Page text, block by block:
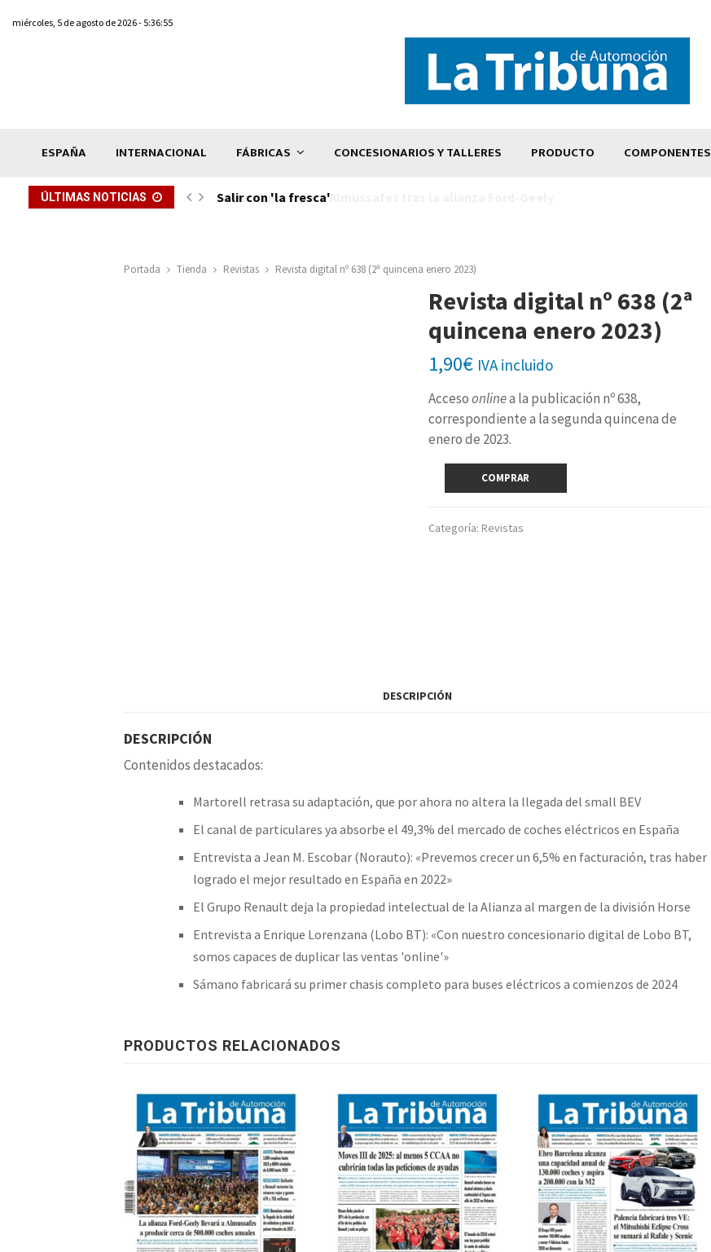
miércoles, 5 de agosto de 2026 - 5:36:55
ESPAÑA INTERNACIONAL FÁBRICAS CONCESIONARIOS Y TALLERES PRODUCTO COMPONENTES
ÚLTIMAS NOTICIAS Salir con 'la fresca'
Portada Tienda Revistas Revista digital nº 638 (2ª quincena enero 2023)
Revista digital nº 638 (2ª
quincena enero 2023)
1,90€ IVA incluido
Accesoonlinea la publicación nº 638,
correspondiente a la segunda quincena de
enero de 2023.
638
COMPRAR
Categoría: Revistas
DESCRIPCIÓN
DESCRIPCIÓN
Contenidos destacados:
Martorell retrasa su adaptación, que por ahora no altera la llegada del small BEV
El canal de particulares ya absorbe el 49,3% del mercado de coches eléctricos en España
Entrevista a Jean M. Escobar (Norauto): «Prevemos crecer un 6,5% en facturación, tras haber
logrado el mejor resultado en España en 2022»
El Grupo Renault deja la propiedad intelectual de la Alianza al margen de la división Horse
Entrevista a Enrique Lorenzana (Lobo BT): «Con nuestro concesionario digital de Lobo BT,
somos capaces de duplicar las ventas 'online'»
Sámano fabricará su primer chasis completo para buses eléctricos a comienzos de 2024
PRODUCTOS RELACIONADOS